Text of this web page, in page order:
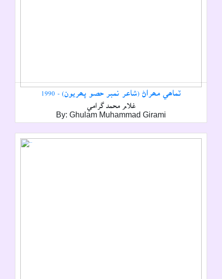
ٽماھي مھراڻ (شاعر نمبر حصو پھريون) - 1990
غلام محمد گرامي
By: Ghulam Muhammad Girami